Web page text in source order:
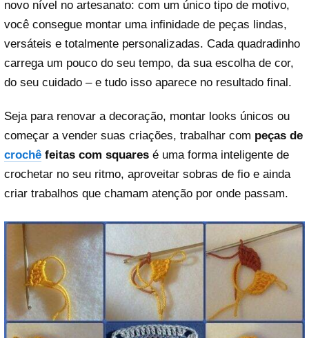
novo nível no artesanato: com um único tipo de motivo,
você consegue montar uma infinidade de peças lindas,
versáteis e totalmente personalizadas. Cada quadradinho
carrega um pouco do seu tempo, da sua escolha de cor,
do seu cuidado – e tudo isso aparece no resultado final.
Seja para renovar a decoração, montar looks únicos ou
começar a vender suas criações, trabalhar com peças de
crochê feitas com squares é uma forma inteligente de
crochetar no seu ritmo, aproveitar sobras de fio e ainda
criar trabalhos que chamam atenção por onde passam.